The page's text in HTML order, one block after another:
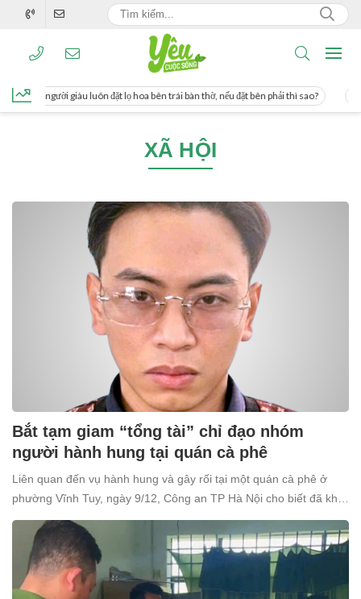
người giàu luôn đặt lọ hoa bên trái bàn thờ, nếu đặt bên phải thì sao?
XÃ HỘI
Bắt tạm giam “tổng tài” chỉ đạo nhóm
người hành hung tại quán cà phê
Liên quan đến vụ hành hung và gây rối tại một quán cà phê ở
phường Vĩnh Tuy, ngày 9/12, Công an TP Hà Nội cho biết đã khởi
tố và bắt tạm giam Nguyễn Văn Thiên (SN 1998, trú tại xã Ô
Diên, Hà Nội) để điều tra về tội “Gây rối trật tự công cộng”.